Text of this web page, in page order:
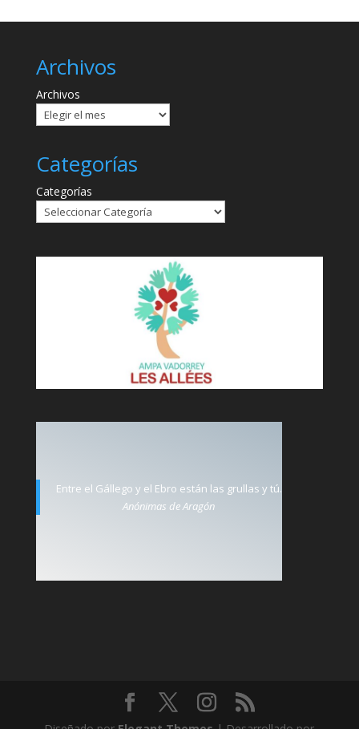
Archivos
Archivos
Categorías
Categorías
Entre el Gállego y el Ebro están las grullas y tú.
Anónimas de Aragón